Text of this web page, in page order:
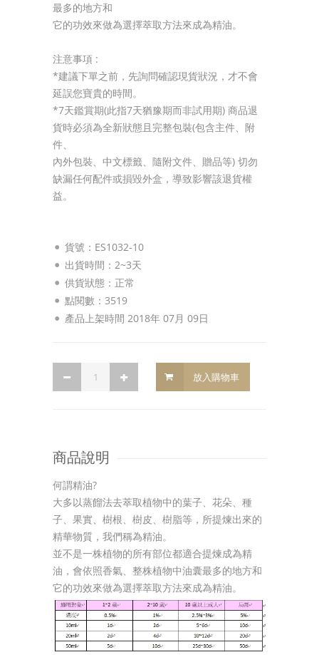
最多的地方和
它的功效來做為選擇萃取方法來成為精油。
注意事項 :
*建議下單之前，先詢問確認現貨狀況，才不會
延誤您寶貴的時間。
*7天鑑賞期(此指7天猶豫期而非試用期) 商品退
貨時必須為全新狀態且完整包裝(包含主件、附
件、
內外包裝、中文標籤、隨附文件、贈品等) 切勿
缺漏任何配件或損毀外盒，導致影響該退貨權
益。
貨號：ES1032-10
出貨時間：2~3天
供貨狀態： 正常
點閱數：3519
產品上架時間 2018年 07月 09日
放入購物車
商品說明
何謂精油?
大多以蒸餾法去萃取植物中的葉子、花朵、種
子、果實、樹根、樹皮、樹脂等，所提煉出來的
精華物質，我們稱為精油。
並不是一株植物的所有部位都適合提煉成為精
油，會依照香氣、整株植物中油囊最多的地方和
它的功效來做為選擇萃取方法來成為精油。